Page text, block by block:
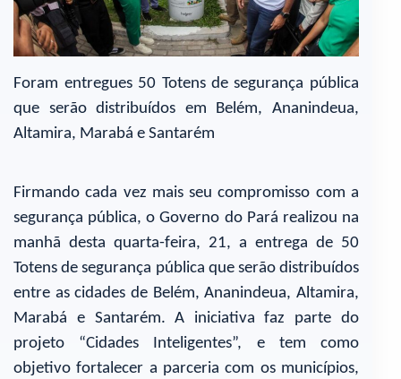
Foram entregues 50 Totens de segurança pública
que serão distribuídos em Belém, Ananindeua,
Altamira, Marabá e Santarém
Firmando cada vez mais seu compromisso com a
segurança pública, o Governo do Pará realizou na
manhã desta quarta-feira, 21, a entrega de 50
Totens de segurança pública que serão distribuídos
entre as cidades de Belém, Ananindeua, Altamira,
Marabá e Santarém. A iniciativa faz parte do
projeto “Cidades Inteligentes”, e tem como
objetivo fortalecer a parceria com os municípios,